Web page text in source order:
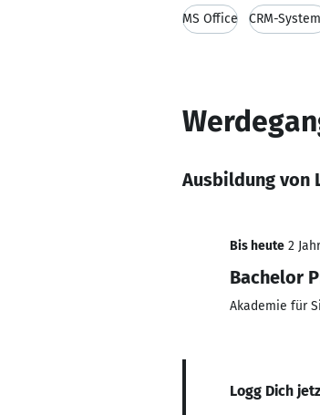
MS Office CRM-
Ausbildung von
Bis heute 2
Bachelor
Akademie für
Logg Dich